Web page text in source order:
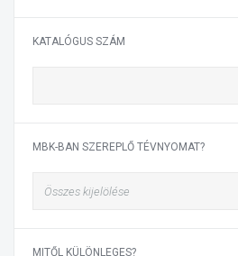
KATALÓGUS SZÁM
MBK-BAN SZEREPLŐ TÉVNYOMAT?
MITŐL KÜLÖNLEGES?